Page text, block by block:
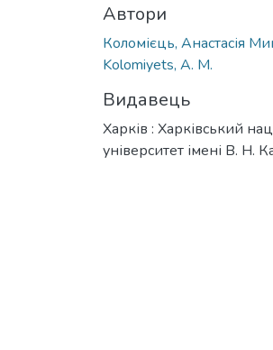
Автори
Коломієць, Анастасія
Kolomiyets, A. M.
Видавець
Харків : Харківський
університет імені В. Н.